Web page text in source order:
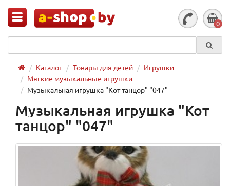
0
Каталог Товары для детей
Игрушки
Мягкие музыкальные игрушки
Музыкальная игрушка "Кот танцор" "047"
Музыкальная игрушка "Кот
танцор" "047"